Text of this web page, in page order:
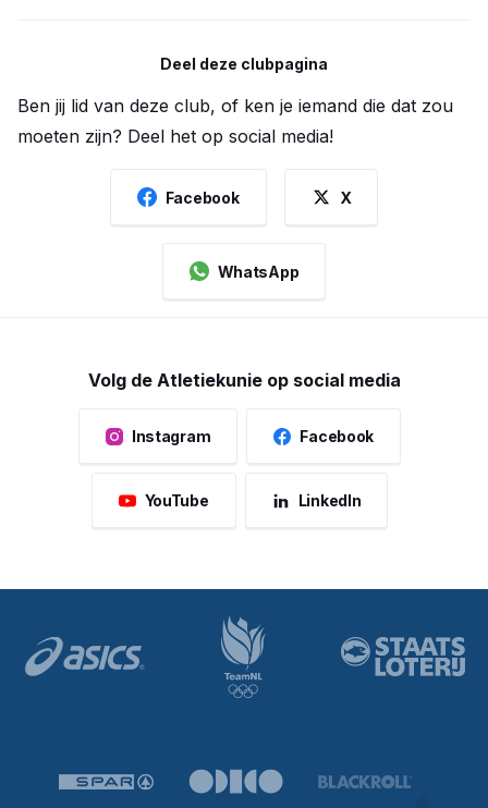
Deel deze clubpagina
Ben jij lid van deze club, of ken je iemand die dat zou
moeten zijn? Deel het op social media!
Facebook X
WhatsApp
Volg de Atletiekunie op social media
Instagram Facebook
YouTube LinkedIn